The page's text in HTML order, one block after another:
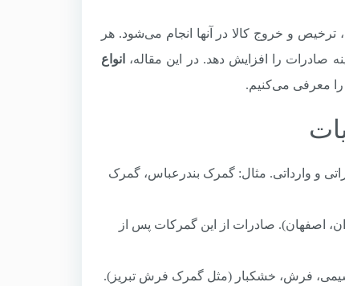
و خروج کالا در آنها انجام می‌شود. هر
صادرات را افزایش دهد. در این مقاله، انواع
را معرفی می‌کنیم.
و وارداتی. مثال: گمرک بندرعباس، گمرک
اصفهان). صادرات از این گمرکات پس از
فرش، خشکبار (مثل گمرک فرش تبریز).